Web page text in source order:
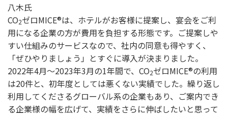
八木氏
CO2ゼロMICE®は、ホテルがお客様に提案し、宴会をご利
用になる企業の方が費用を負担する形態です。ご提案しや
すい仕組みのサービスなので、社内の同意も得やすく、
「ぜひやりましょう」とすぐに導入が決まりました。
2022年4月～2023年3月の1年間で、CO2ゼロMICE®の利用
は20件と、初年度としては悪くない実績でした。繰り返し
利用してくださるグローバル系の企業もあり、ご案内でき
る企業様の幅を広げて、実績をさらに伸ばしたいと思って